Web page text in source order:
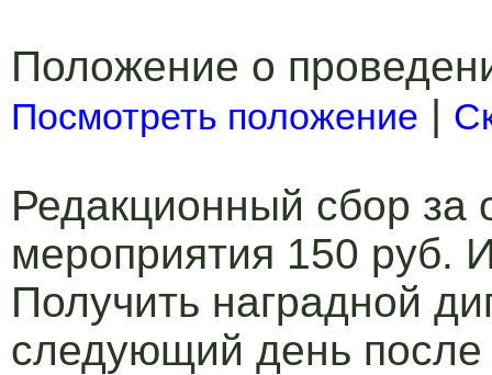
Положение о
Посмотреть положение |
Редакционный сбор за
мероприятия 150 руб.
Получить наградной
следующий день